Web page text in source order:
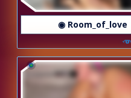
◉ Room_of_love